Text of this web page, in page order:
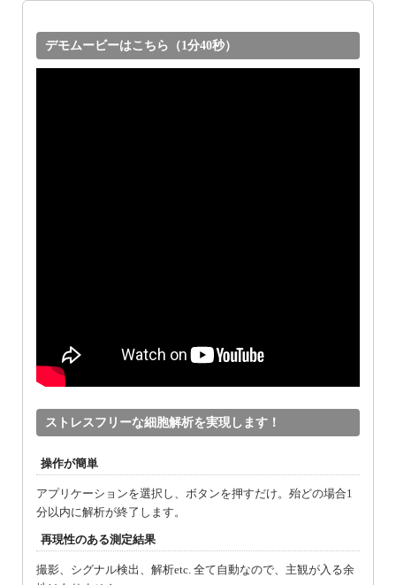
デモムービーはこちら（1分40秒）
ストレスフリーな細胞解析を実現します！
操作が簡単
アプリケーションを選択し、ボタンを押すだけ。殆どの場合1
分以内に解析が終了します。
再現性のある測定結果
撮影、シグナル検出、解析etc. 全て自動なので、主観が入る余